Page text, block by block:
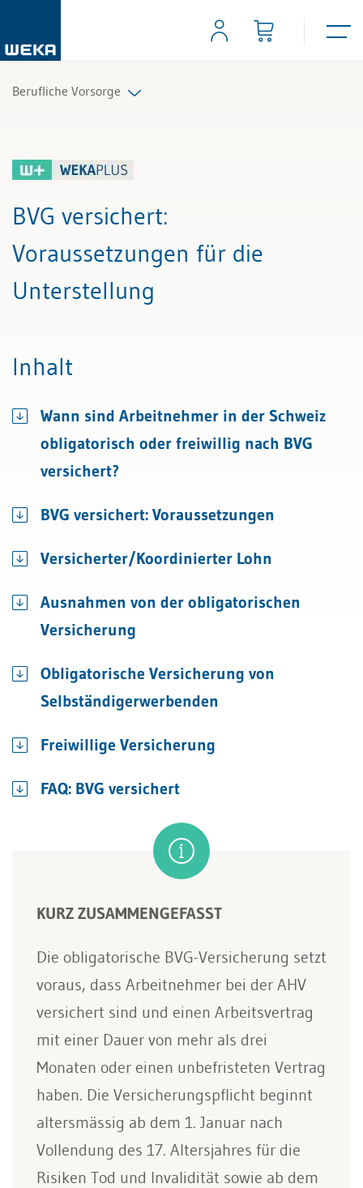
Berufliche Vorsorge
BVG versichert:
Voraussetzungen für die
Unterstellung
Inhalt
Wann sind Arbeitnehmer in der Schweiz
obligatorisch oder freiwillig nach BVG
versichert?
BVG versichert: Voraussetzungen
Versicherter/Koordinierter Lohn
Ausnahmen von der obligatorischen
Versicherung
Obligatorische Versicherung von
Selbständigerwerbenden
Freiwillige Versicherung
FAQ: BVG versichert
KURZ ZUSAMMENGEFASST
Die obligatorische BVG-Versicherung setzt
voraus, dass Arbeitnehmer bei der AHV
versichert sind und einen Arbeitsvertrag
mit einer Dauer von mehr als drei
Monaten oder einen unbefristeten Vertrag
haben. Die Versicherungspflicht beginnt
altersmässig ab dem 1. Januar nach
Vollendung des 17. Altersjahres für die
Risiken Tod und Invalidität sowie ab dem